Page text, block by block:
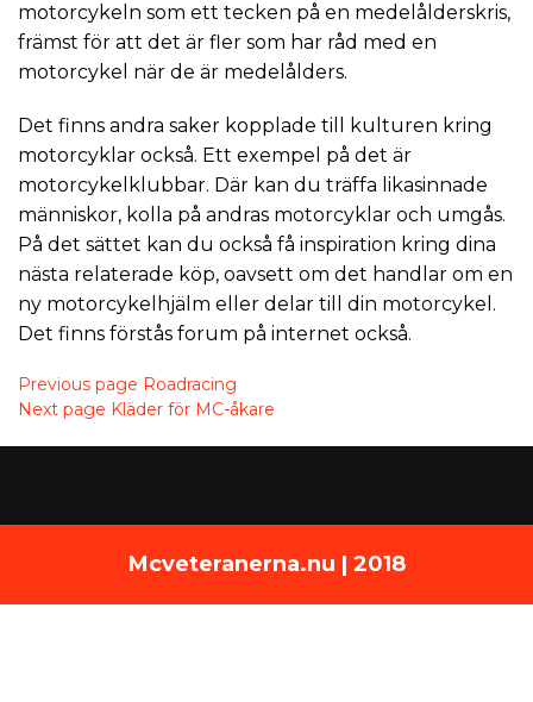
motorcykeln som ett tecken på en medelålderskris,
främst för att det är fler som har råd med en
motorcykel när de är medelålders.
Det finns andra saker kopplade till kulturen kring
motorcyklar också. Ett exempel på det är
motorcykelklubbar. Där kan du träffa likasinnade
människor, kolla på andras motorcyklar och umgås.
På det sättet kan du också få inspiration kring dina
nästa relaterade köp, oavsett om det handlar om en
ny motorcykelhjälm eller delar till din motorcykel.
Det finns förstås forum på internet också.
Previous page Roadracing
Next page Kläder för MC-åkare
Mcveteranerna.nu | 2018